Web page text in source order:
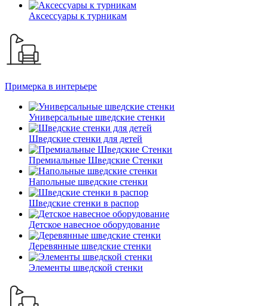
Аксессуары к турникам
Примерка в интерьере
Универсальные шведские стенки
Шведские стенки для детей
Премиальные Шведские Стенки
Напольные шведские стенки
Шведские стенки в распор
Детское навесное оборудование
Деревянные шведские стенки
Элементы шведской стенки